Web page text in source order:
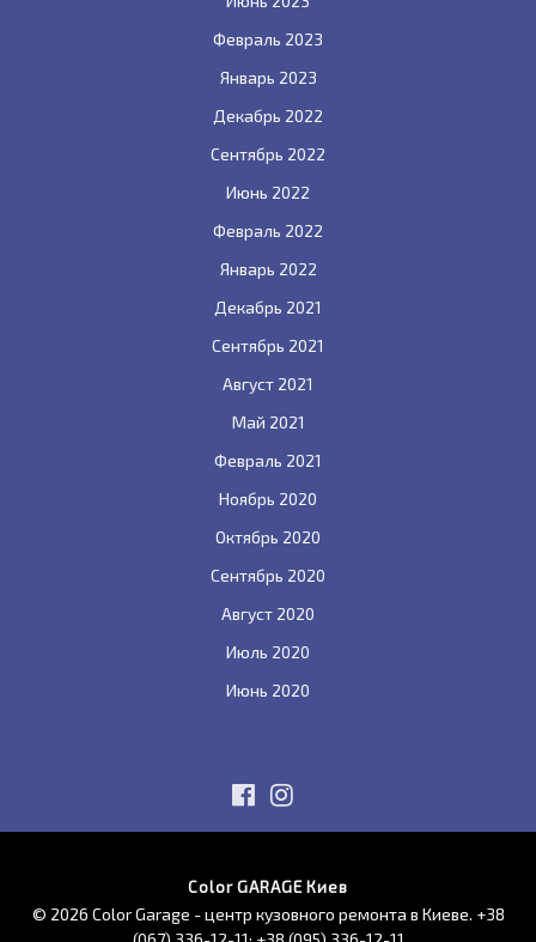
Февраль 2023
Январь 2023
Декабрь 2022
Сентябрь 2022
Июнь 2022
Февраль 2022
Январь 2022
Декабрь 2021
Сентябрь 2021
Август 2021
Май 2021
Февраль 2021
Ноябрь 2020
Октябрь 2020
Сентябрь 2020
Август 2020
Июль 2020
Июнь 2020
Color GARAGE Киев
© 2026 Color Garage - центр кузовного ремонта в Киеве. +38